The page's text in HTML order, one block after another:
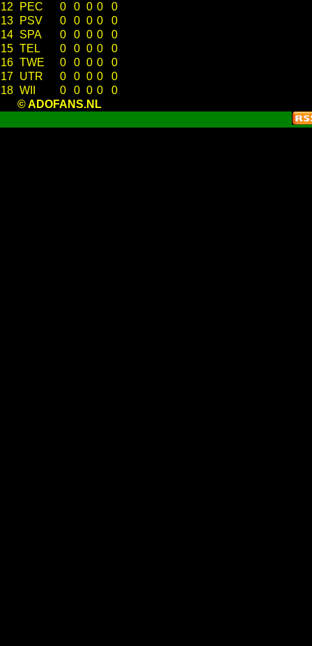
12
PEC 0 0 0 0
0
13
PSV 0 0 0 0
0
14 SPA 0 0 0 0
0
15 TEL 0 0 0 0
0
16 TWE 0 0 0 0
0
17 UTR 0 0 0 0
0
18 WII 0 0 0 0
0
© ADOFANS.NL